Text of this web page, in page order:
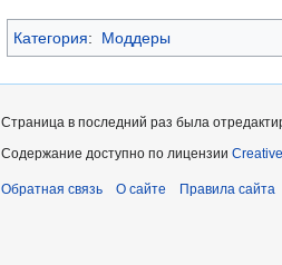
Категория: Моддеры
Страница в последний раз была
Содержание доступно по лицензии
Обратная связь О сайте Правила сайта